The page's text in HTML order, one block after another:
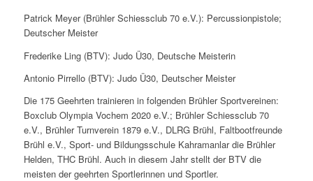
Patrick Meyer (Brühler Schiessclub 70 e.V.): Percussionpistole;
Deutscher Meister
Frederike Ling (BTV): Judo Ü30, Deutsche Meisterin
Antonio Pirrello (BTV): Judo Ü30, Deutscher Meister
Die 175 Geehrten trainieren in folgenden Brühler Sportvereinen:
Boxclub Olympia Vochem 2020 e.V.; Brühler Schiessclub 70
e.V., Brühler Turnverein 1879 e.V., DLRG Brühl, Faltbootfreunde
Brühl e.V., Sport- und Bildungsschule Kahramanlar die Brühler
Helden, THC Brühl. Auch in diesem Jahr stellt der BTV die
meisten der geehrten Sportlerinnen und Sportler.